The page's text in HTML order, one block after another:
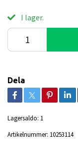
I lager.
Dela
Lagersaldo: 1
Artikelnummer: 10253114